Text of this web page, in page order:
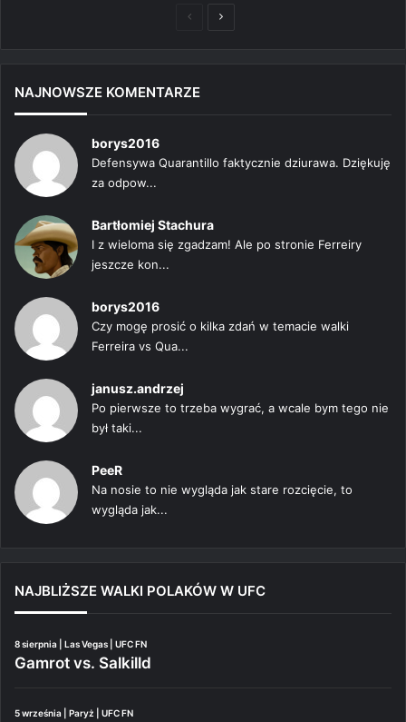
PoprzedniaNastępna
NAJNOWSZE KOMENTARZE
borys2016
Defensywa Quarantillo faktycznie dziurawa. Dziękuję
za odpow...
Bartłomiej Stachura
I z wieloma się zgadzam! Ale po stronie Ferreiry
jeszcze kon...
borys2016
Czy mogę prosić o kilka zdań w temacie walki
Ferreira vs Qua...
janusz.andrzej
Po pierwsze to trzeba wygrać, a wcale bym tego nie
był taki...
PeeR
Na nosie to nie wygląda jak stare rozcięcie, to
wygląda jak...
NAJBLIŻSZE WALKI POLAKÓW W UFC
8 sierpnia | Las Vegas | UFC FN
Gamrot vs. Salkilld
5 września | Paryż | UFC FN